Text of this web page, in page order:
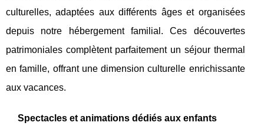
culturelles, adaptées aux différents âges et organisées
depuis notre hébergement familial. Ces découvertes
patrimoniales complètent parfaitement un séjour thermal
en famille, offrant une dimension culturelle enrichissante
aux vacances.
Spectacles et animations dédiés aux enfants